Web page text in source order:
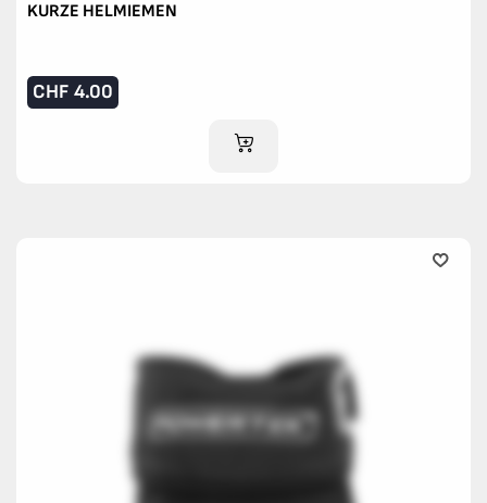
KURZE HELMIEMEN
CHF 4.00
IM WARENKORB